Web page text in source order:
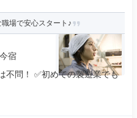
場で安心スタート♪
宿
不問！ ✅初めての製造業でも